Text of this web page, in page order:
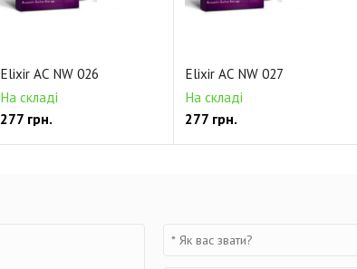
Elixir AC NW 026
На складі
277 грн.
Elixir AC NW 027
На складі
277 грн.